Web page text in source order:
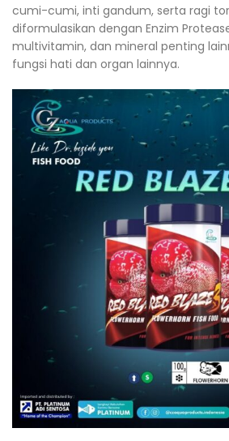
cumi-cumi, inti gandum, serta ragi
diformulasikan dengan Enzim
multivitamin, dan mineral penting
fungsi hati dan organ lainnya.